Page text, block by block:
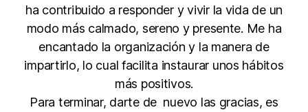
ha contribuido a responder y vivir la vida de un
modo más calmado, sereno y presente. Me ha
encantado la organización y la manera de
impartirlo, lo cual facilita instaurar unos hábitos
más positivos.
Para terminar, darte de nuevo las gracias, es